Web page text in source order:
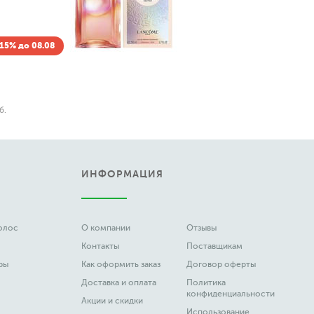
ИНФОРМАЦИЯ
О компании
Контакты
Как оформить заказ
Доставка и оплата
Акции и скидки
Отзывы
Поставщикам
Договор оферты
Политика
конфиденциальности
Использование